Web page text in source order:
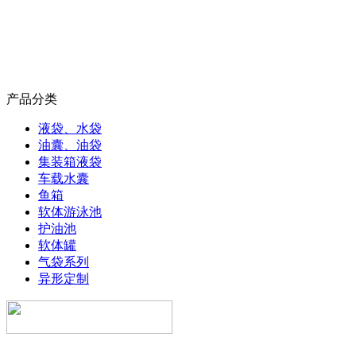
产品分类
液袋、水袋
油囊、油袋
集装箱液袋
车载水囊
鱼箱
软体游泳池
护油池
软体罐
气袋系列
异形定制